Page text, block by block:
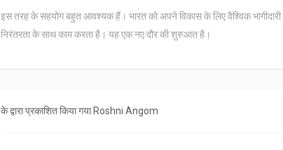
इस तरह के सहयोग बहुत आवश्यक हैं। भारत को अपने विकास के लिए वैश्विक
निरंतरता के साथ काम करता है। यह एक नए दौर की शुरुआत है।
के द्वारा प्रकाशित किया गया Roshni Angom